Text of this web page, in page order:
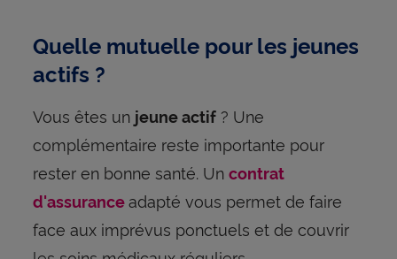
Quelle mutuelle pour les jeunes
actifs ?
Vous êtes un jeune actif? Une
complémentaire reste importante pour
rester en bonne santé. Un contrat
d'assuranceadapté vous permet de faire
face aux imprévus ponctuels et de couvrir